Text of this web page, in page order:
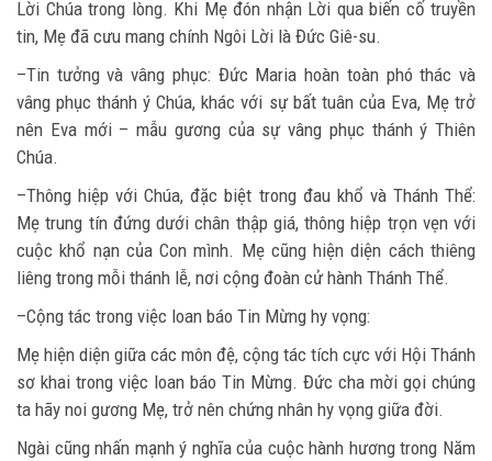
Lời Chúa trong lòng. Khi Mẹ đón nhận Lời qua biến cố truyền
tin, Mẹ đã cưu mang chính Ngôi Lời là Đức Giê-su.
–Tin tưởng và vâng phục: Đức Maria hoàn toàn phó thác và
vâng phục thánh ý Chúa, khác với sự bất tuân của Eva, Mẹ trở
nên Eva mới – mẫu gương của sự vâng phục thánh ý Thiên
Chúa.
–Thông hiệp với Chúa, đặc biệt trong đau khổ và Thánh Thể:
Mẹ trung tín đứng dưới chân thập giá, thông hiệp trọn vẹn với
cuộc khổ nạn của Con mình. Mẹ cũng hiện diện cách thiêng
liêng trong mỗi thánh lễ, nơi cộng đoàn cử hành Thánh Thể.
–Cộng tác trong việc loan báo Tin Mừng hy vọng:
Mẹ hiện diện giữa các môn đệ, cộng tác tích cực với Hội Thánh
sơ khai trong việc loan báo Tin Mừng. Đức cha mời gọi chúng
ta hãy noi gương Mẹ, trở nên chứng nhân hy vọng giữa đời.
Ngài cũng nhấn mạnh ý nghĩa của cuộc hành hương trong Năm